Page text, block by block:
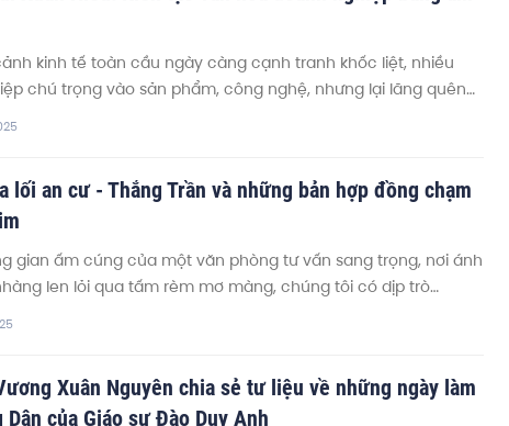
kinh tế toàn cầu ngày càng cạnh tranh khốc liệt, nhiều
chú trọng vào sản phẩm, công nghệ, nhưng lại lãng quên
nên “linh hồn” thực sự của tổ chức: Văn hóa doanh nghiệp. Với
nghệ thuật, đặc biệt là âm nhạc.
lối an cư - Thắng Trần và những bản hợp đồng chạm
gian ấm cúng của một văn phòng tư vấn sang trọng, nơi ánh
len lỏi qua tấm rèm mơ màng, chúng tôi có dịp trò
anh Thắng Trần – gương mặt quen thuộc trong làng bất
Trần không chỉ là một chuyên viên tư vấn, mà còn là người
đáng tin cậy của hàng trăm khách hàng.
Xuân Nguyên chia sẻ tư liệu về những ngày làm
Dân của Giáo sư Đào Duy Anh